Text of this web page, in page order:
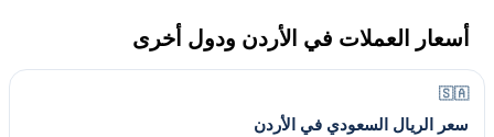
أسعار العملات في الأردن ودول أخرى
🇸🇦
سعر الريال السعودي في الأردن